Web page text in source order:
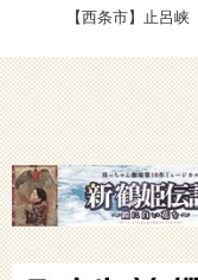
【西条市】止呂峡